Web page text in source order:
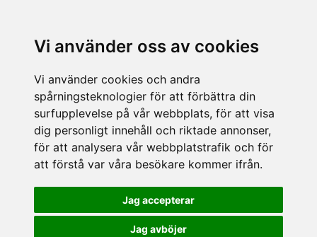
Vi använder oss av cookies
Vi använder cookies och andra
spårningsteknologier för att förbättra din
surfupplevelse på vår webbplats, för att visa
dig personligt innehåll och riktade annonser,
för att analysera vår webbplatstrafik och för
att förstå var våra besökare kommer ifrån.
Jag accepterar
Jag avböjer